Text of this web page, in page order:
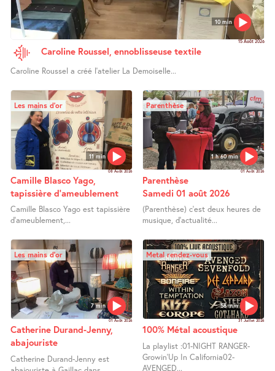
10 min
15 Août 2026
Caroline Roussel, ennoblisseuse textile
Caroline Roussel a créé l’atelier La Demoiselle...
11 min
Les mains d’or
08 Août 2026
Camille Blasco Yago,
tapissière d’ameublement
Camille Blasco Yago est tapissière
d’ameublement,...
1 h 60 min
Parenthèse
01 Août 2026
Parenthèse
Samedi 01 août 2026
(Parenthèse) c’est deux heures de
musique, d’actualité...
7 min
Les mains d’or
01 Août 2026
Catherine Durand-Jenny,
abajouriste
Catherine Durand-Jenny est
58 min
Metal rendez-vous
31 Juillet 2026
100% Métal acoustique
La playlist :01-NIGHT RANGER-
Growin’Up In California02-
AVENGED...